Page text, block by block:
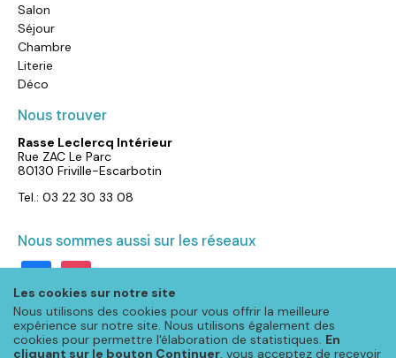
Les cookies sur notre site
Nous utilisons des cookies pour vous offrir la meilleure
expérience sur notre site. Nous utilisons également des
cookies pour permettre l'élaboration de statistiques. En
cliquant sur le bouton Continuer, vous acceptez de recevoir
Salon
Séjour
Chambre
Literie
Déco
Nous trouver
Rasse Leclercq Intérieur
Rue ZAC Le Parc
80130 Friville-Escarbotin
Tel.: 03 22 30 33 08
Nous sommes aussi sur les réseaux
facebookinstagram